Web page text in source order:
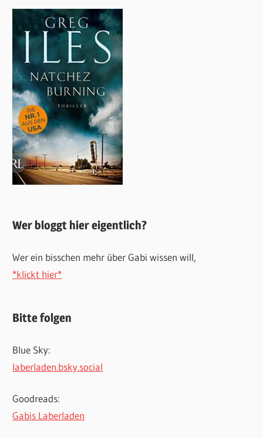
Wer bloggt hier eigentlich?
Wer ein bisschen mehr über Gabi wissen will,
*klickt hier*
Bitte folgen
Blue Sky:
laberladen.bsky.social
Goodreads:
Gabis Laberladen